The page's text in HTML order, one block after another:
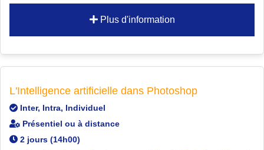
Plus d'information
L'Intelligence artificielle dans Photoshop
Inter, Intra, Individuel
Présentiel ou à distance
2 jours (14h00)